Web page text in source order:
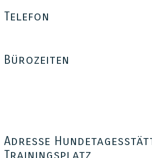
Telefon
Bürozeiten
Adresse
Trainingsplatz